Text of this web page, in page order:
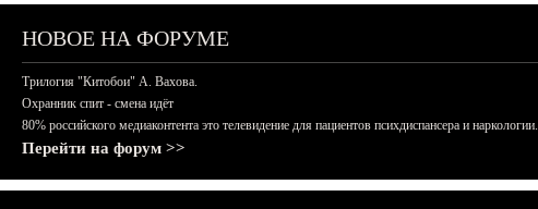
НОВОЕ НА ФОРУМЕ
Трилогия "Китобои" А. Вахова.
Охранник спит - смена идёт
80% российского медиаконтента это телевидение для пациентов психдиспансера и наркологии.
Перейти на форум >>